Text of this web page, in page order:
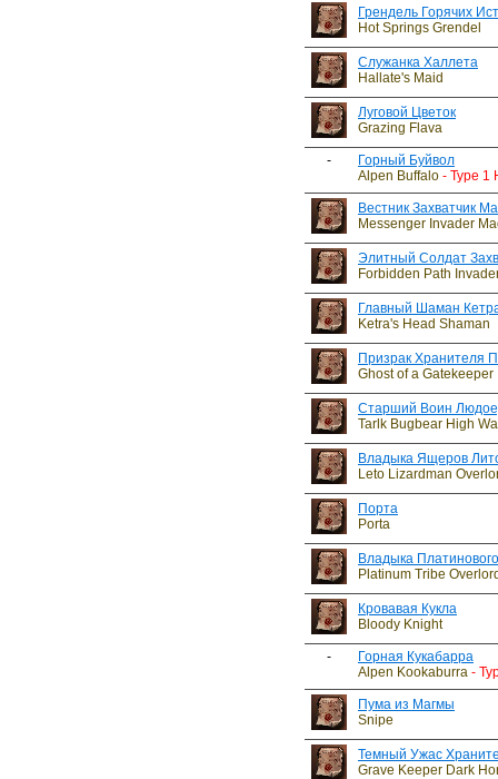
Грендель Горячих
Hot Springs Grendel
Служанка Халлета
Hallate's Maid
Луговой Цветок
Grazing Flava
-
Горный Буйвол
Alpen Buffalo - Type 1
Вестник Захватчик
Messenger Invader
Элитный Солдат
Forbidden Path
Главный Шаман
Ketra's Head Shaman
Призрак Хранителя
Ghost of a Gatekeeper
Старший Воин
Tarlk Bugbear High
Владыка Ящеров
Leto Lizardman
Порта
Porta
Владыка
Platinum Tribe
Кровавая Кукла
Bloody Knight
-
Горная Кукабарра
Alpen Kookaburra -
Пума из Магмы
Snipe
Темный Ужас
Grave Keeper Dark